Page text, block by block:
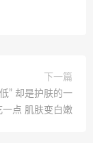
下一篇
” 却是护肤的一
一点 肌肤变白嫩